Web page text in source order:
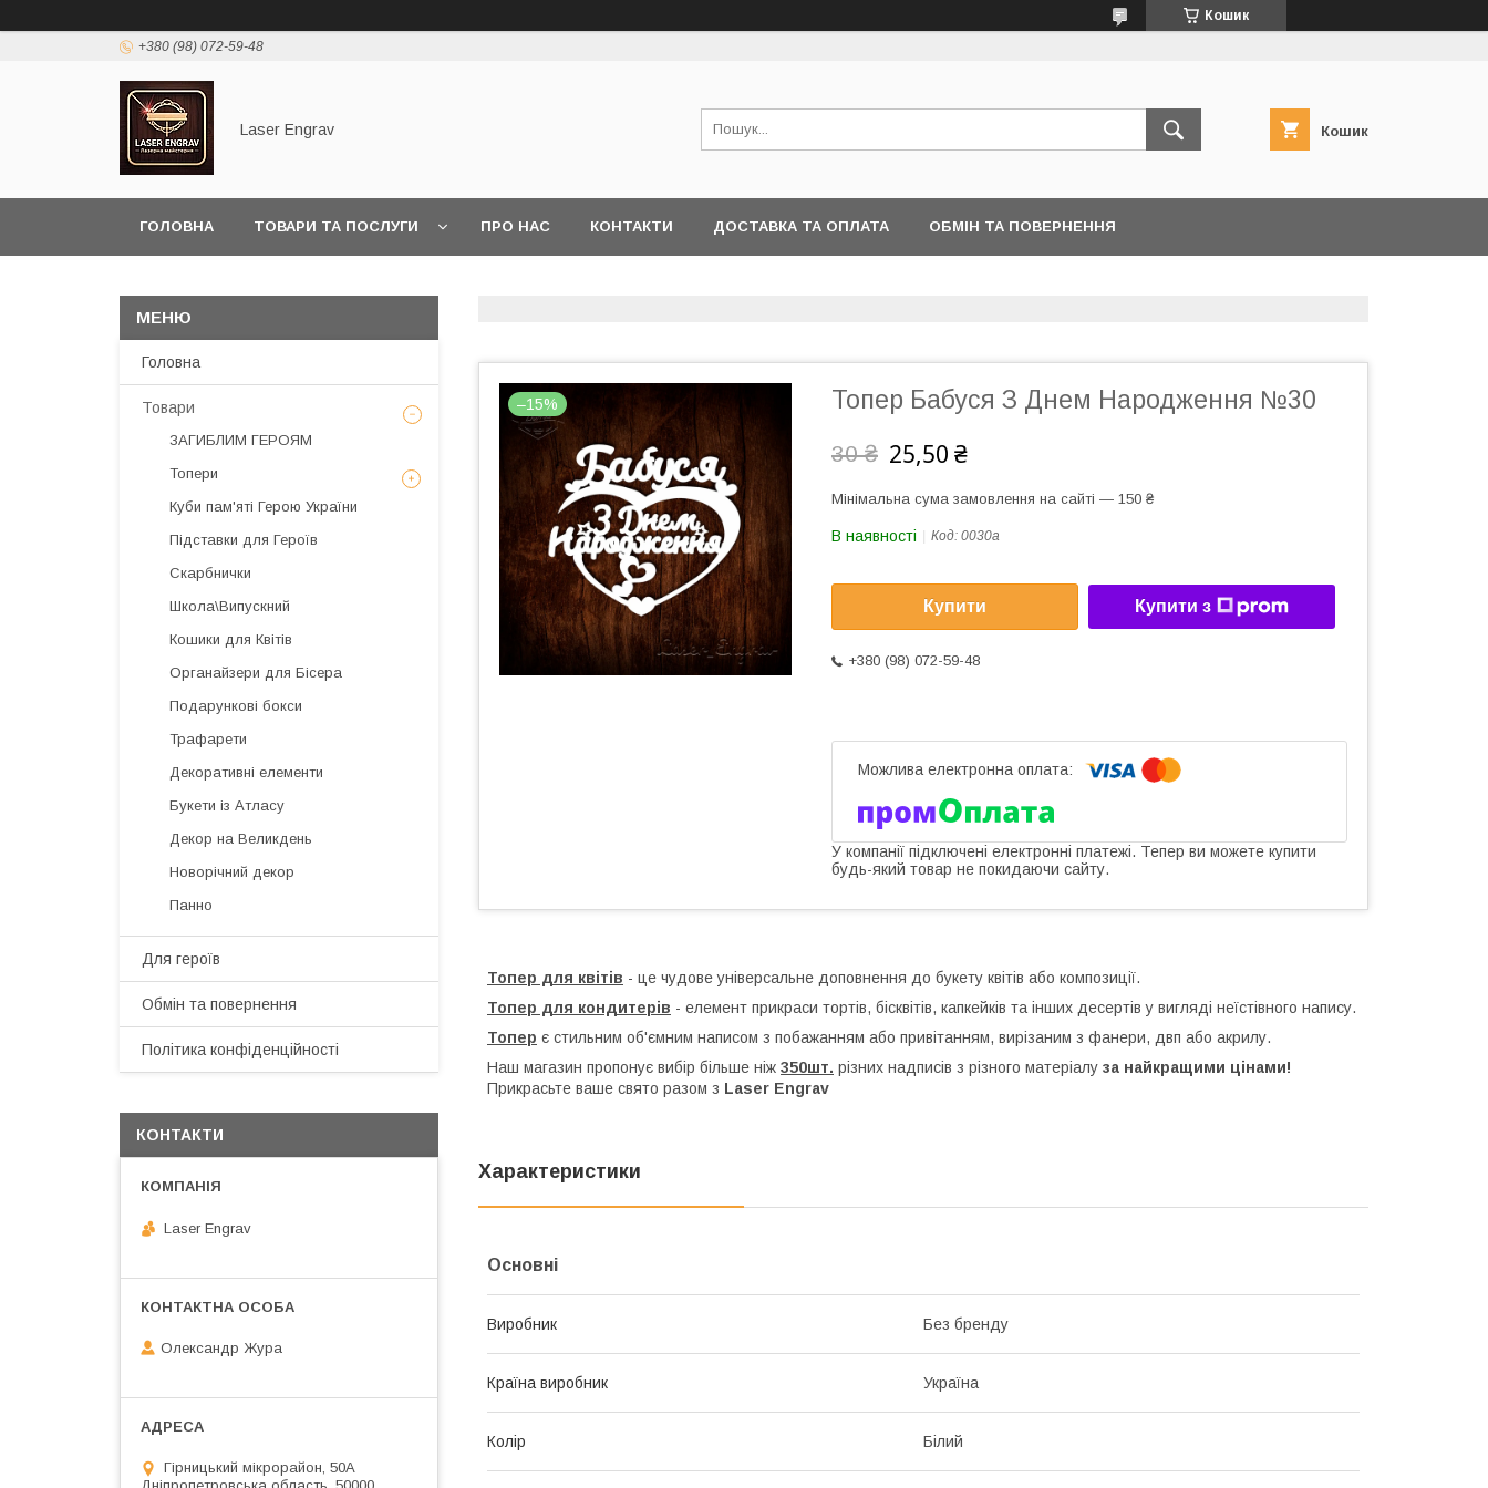
Кошик
+380 (98) 072-59-48
Laser Engrav Кошик
ГОЛОВНА ТОВАРИ ТА ПОСЛУГИ ПРО НАС КОНТАКТИ ДОСТАВКА ТА ОПЛАТА ОБМІН ТА ПОВЕРНЕННЯ
–15% Топер Бабуся З Днем Народження №30
30 ₴ 25,50 ₴
Мінімальна сума замовлення на сайті — 150 ₴
В наявності Код: 0030a
Купити Купити з
+380 (98) 072-59-48
У компанії підключені електронні платежі. Тепер ви можете купити
будь-який товар не покидаючи сайту.
Топер для квітів - це чудове універсальне доповнення до букету квітів або композиції.
Топер для кондитерів - елемент прикраси тортів, бісквітів, капкейків та інших десертів у вигляді неїстівного напису.
Топер є стильним об'ємним написом з побажанням або привітанням, вирізаним з фанери, двп або акрилу.
Наш магазин пропонує вибір більше ніж 350шт. різних надписів з різного матеріалу за найкращими цінами!
Прикрасьте ваше свято разом з Laser Engrav
Характеристики
Основні
Виробник Без бренду
Країна виробник Україна
Колір Білий
Головна
Товари
ЗАГИБЛИМ ГЕРОЯМ
Топери
Куби пам'яті Герою України
Підставки для Героїв
Скарбнички
Школа\Випускний
Кошики для Квітів
Органайзери для Бісера
Подарункові бокси
Трафарети
Декоративні елементи
Букети із Атласу
Декор на Великдень
Новорічний декор
Панно
Для героїв
Обмін та повернення
Політика конфіденційності
КОНТАКТИ
Laser Engrav
Олександр Жура
Гірницький мікрорайон, 50А